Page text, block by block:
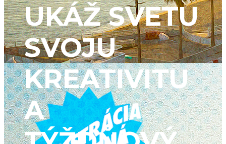
UKÁŽ SVETU
SVOJU
KREATIVITU
A